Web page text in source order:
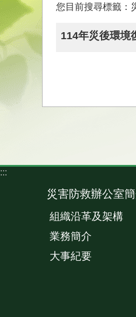
您目前搜尋標籤：
114年災後環境
:::
災害防救辦公室
組織沿革及架構
業務簡介
大事紀要